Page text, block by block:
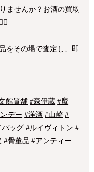
ませんか？お酒の買取
をその場で査定し、即
館質舗 #森伊蔵 #魔
デー #洋酒 #山崎 #
バッグ #ルイヴィトン #
#骨董品 #アンティー